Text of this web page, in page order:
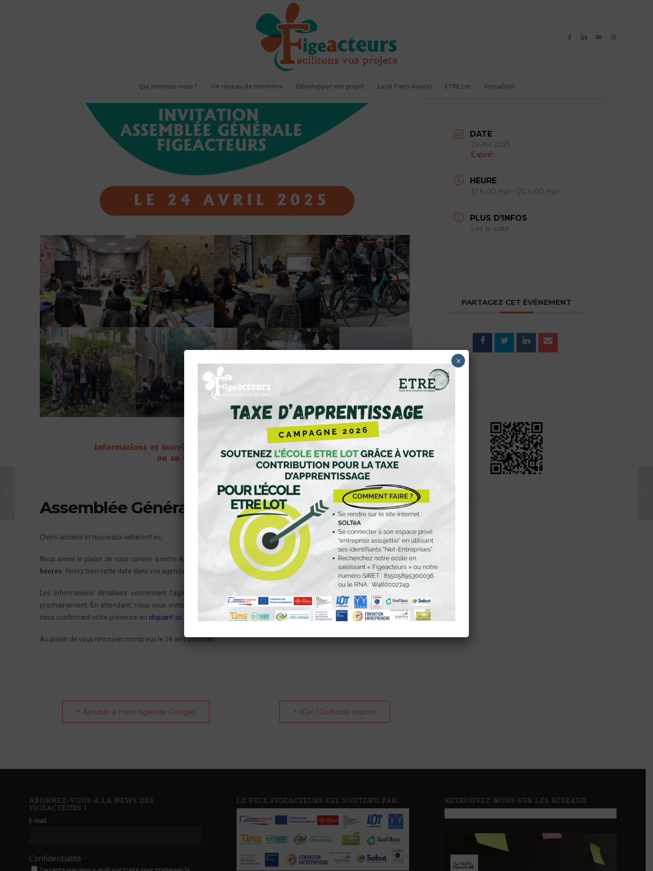
Qui sommes-nous ? Un réseau de territoire Développer son projet Le(s) Tiers-lieu(x) ETRE Lot Actualités
Assemblée Générale Figeacteurs
Chers anciens et nouveaux adhérent.es,
Nous avons le plaisir de vous convier à notre Assemblée générale annuelle qui se tiendra
le jeudi 24 avril prochain à 17
heures. Notez bien cette date dans vos agendas, car votre présence est précieuse pour nous !
Les informations détaillées concernant l’agenda de la journée et les modalités pratiques vous parviendront très
prochainement. En attendant, nous vous invitons chaleureusement à nous faire part de votre intention de participer en
nous confirmant votre présence en cliquant-ici.
Au plaisir de vous retrouver nombreux le 24 avril prochain.
+ Ajouter à mon Agenda Google + iCal / Outlook export
DATE
24 Avr 2025
Expiré!
HEURE
17 h 00 min - 20 h 00 min
PLUS D'INFOS
Lire la suite
PARTAGEZ CET ÉVÉNEMENT
ABONNEZ-VOUS À LA NEWS DES
FIGEACTEURS !
E-mail
Confidentialité
LE PTCE FIGEACTEURS EST SOUTENU PAR: RETROUVEZ NOUS SUR LES RÉSEAUX
×